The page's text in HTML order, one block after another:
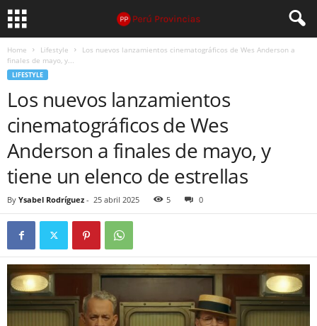
Home Lifestyle
Los nuevos lanzamientos cinematográficos de Wes Anderson a
finales de mayo, y...
LIFESTYLE
Los nuevos lanzamientos
cinematográficos de Wes
Anderson a finales de mayo, y
tiene un elenco de estrellas
By Ysabel Rodríguez - 25 abril 2025 5 0